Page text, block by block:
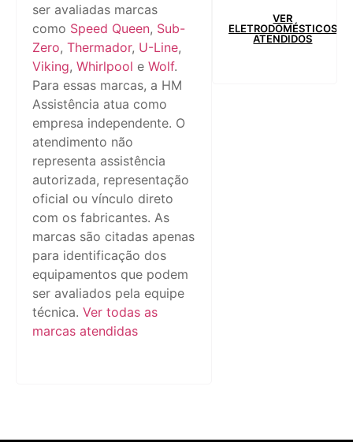
ser avaliadas marcas
como Speed Queen, Sub-
Zero, Thermador, U-Line,
Viking, Whirlpool e Wolf.
Para essas marcas, a HM
Assistência atua como
empresa independente. O
atendimento não
representa assistência
autorizada, representação
oficial ou vínculo direto
com os fabricantes. As
marcas são citadas apenas
para identificação dos
equipamentos que podem
ser avaliados pela equipe
técnica. Ver todas as
marcas atendidas
VER
ELETRODOMÉSTICOS
ATENDIDOS